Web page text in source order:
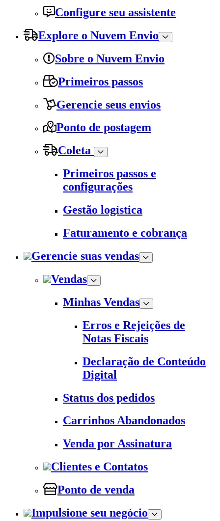
Configure seu assistente
Explore o Nuvem Envio
Sobre o Nuvem Envio
Primeiros passos
Gerencie seus envios
Ponto de postagem
Coleta
Primeiros passos e
configurações
Gestão logística
Faturamento e cobrança
Gerencie suas vendas
Vendas
Minhas Vendas
Erros e Rejeições de
Notas Fiscais
Declaração de Conteúdo
Digital
Status dos pedidos
Carrinhos Abandonados
Venda por Assinatura
Clientes e Contatos
Ponto de venda
Impulsione seu negócio